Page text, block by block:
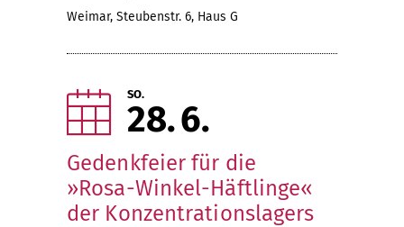
Weimar, Steubenstr. 6, Haus G
SO.
28 6
Gedenkfeier für die
»Rosa-Winkel-Häftlinge«
der Konzentrationslagers